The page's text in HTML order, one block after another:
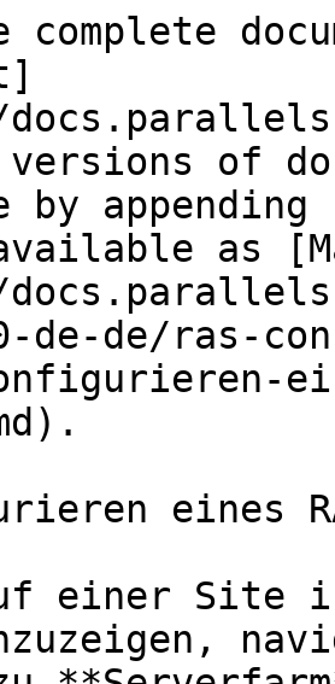
complete
versions of
by
as
de-de/ras-
eines
einer Site